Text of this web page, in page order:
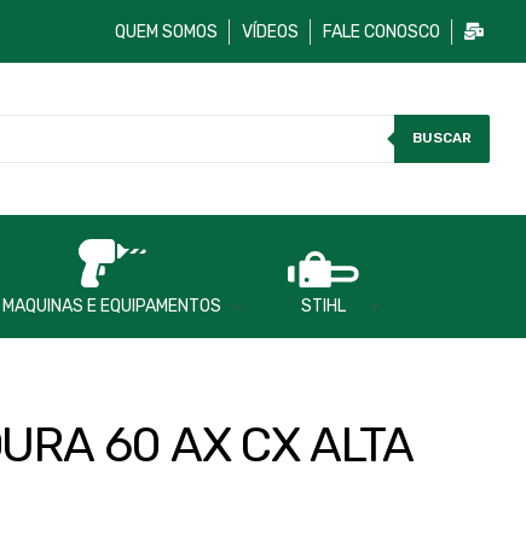
QUEM SOMOS VÍDEOS FALE CONOSCO
BUSCAR
MAQUINAS E EQUIPAMENTOS STIHL
60 AX CX ALTA